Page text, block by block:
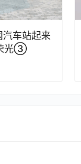
汽车站起来
光③